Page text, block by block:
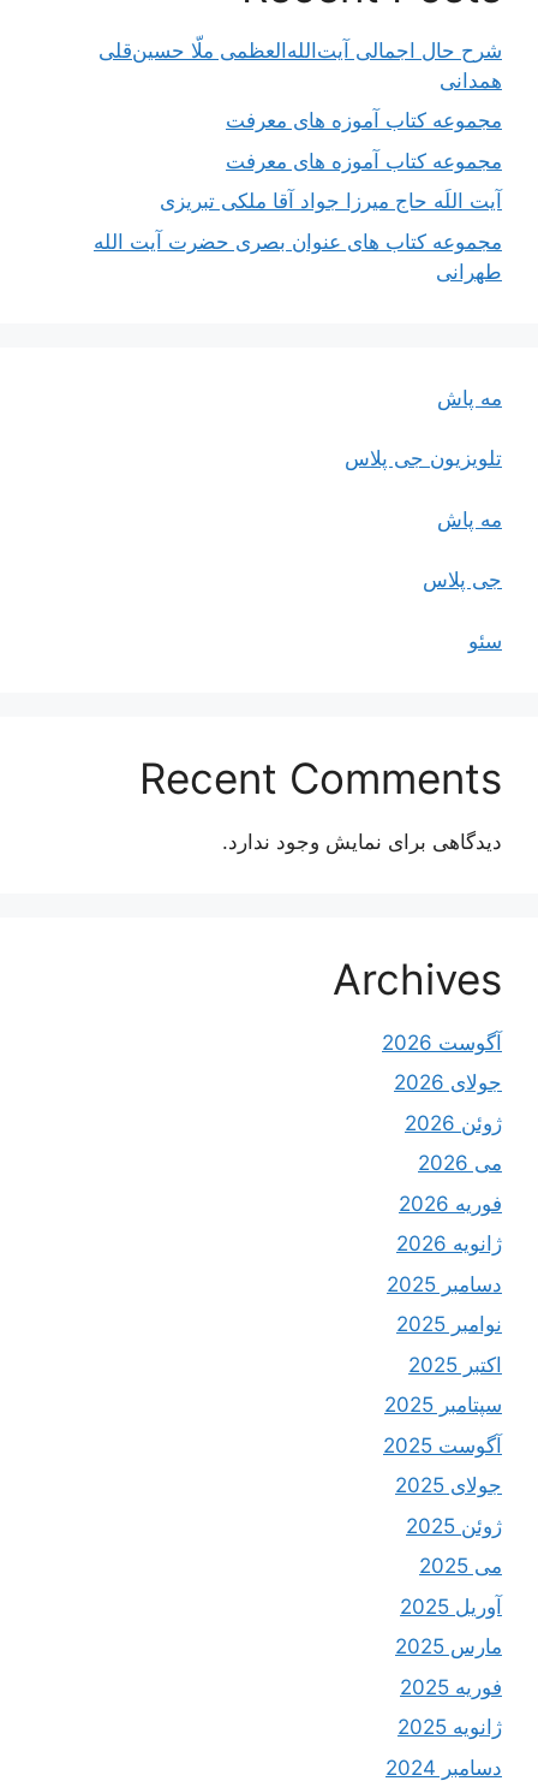
شرح حال اجمالی آیت‌الله‌العظمی ملّا حسین‌قلی
همدانی
مجموعه کتاب آموزه های معرفت
مجموعه کتاب آموزه های معرفت
آیت اللَه حاج میرزا جواد آقا ملکی تبریزی
مجموعه کتاب های عنوان بصری حضرت آیت الله
طهرانی
مه پاش
تلویزیون جی پلاس
مه پاش
جی پلاس
سئو
Recent Comments
دیدگاهی برای نمایش وجود ندارد.
Archives
آگوست 2026
جولای 2026
ژوئن 2026
می 2026
فوریه 2026
ژانویه 2026
دسامبر 2025
نوامبر 2025
اکتبر 2025
سپتامبر 2025
آگوست 2025
جولای 2025
ژوئن 2025
می 2025
آوریل 2025
مارس 2025
فوریه 2025
ژانویه 2025
دسامبر 2024